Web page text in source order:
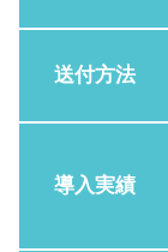
送付方法
導入実績